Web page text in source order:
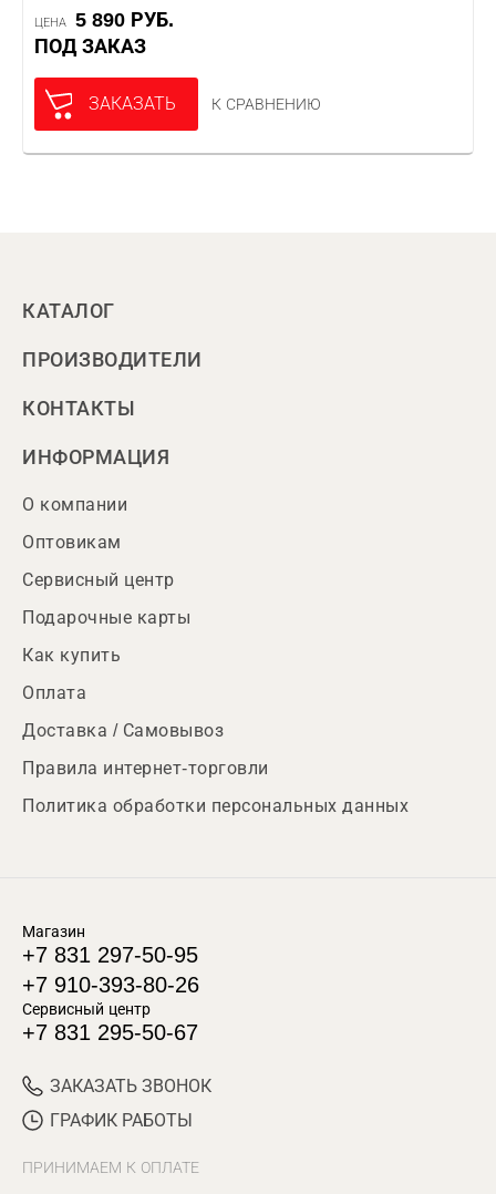
ЦЕНА
5 890 РУБ.
ПОД ЗАКАЗ
ЗАКАЗАТЬ К СРАВНЕНИЮ
КАТАЛОГ
ПРОИЗВОДИТЕЛИ
КОНТАКТЫ
ИНФОРМАЦИЯ
О компании
Оптовикам
Сервисный центр
Подарочные карты
Как купить
Оплата
Доставка / Самовывоз
Правила интернет-торговли
Политика обработки персональных данных
Магазин
+7 831 297-50-95
+7 910-393-80-26
Сервисный центр
+7 831 295-50-67
ЗАКАЗАТЬ ЗВОНОК
ГРАФИК РАБОТЫ
ПРИНИМАЕМ К ОПЛАТЕ